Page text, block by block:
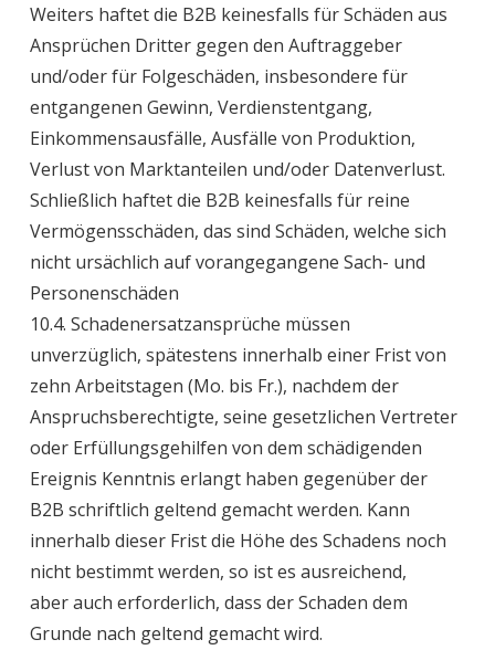
Weiters haftet die B2B keinesfalls für Schäden aus
Ansprüchen Dritter gegen den Auftraggeber
und/oder für Folgeschäden, insbesondere für
entgangenen Gewinn, Verdienstentgang,
Einkommensausfälle, Ausfälle von Produktion,
Verlust von Marktanteilen und/oder Datenverlust.
Schließlich haftet die B2B keinesfalls für reine
Vermögensschäden, das sind Schäden, welche sich
nicht ursächlich auf vorangegangene Sach- und
Personenschäden
10.4. Schadenersatzansprüche müssen
unverzüglich, spätestens innerhalb einer Frist von
zehn Arbeitstagen (Mo. bis Fr.), nachdem der
Anspruchsberechtigte, seine gesetzlichen Vertreter
oder Erfüllungsgehilfen von dem schädigenden
Ereignis Kenntnis erlangt haben gegenüber der
B2B schriftlich geltend gemacht werden. Kann
innerhalb dieser Frist die Höhe des Schadens noch
nicht bestimmt werden, so ist es ausreichend,
aber auch erforderlich, dass der Schaden dem
Grunde nach geltend gemacht wird.